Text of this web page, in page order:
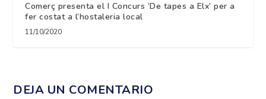
Comerç presenta el I Concurs ‘De tapes a Elx’ per a
fer costat a l’hostaleria local
11/10/2020
DEJA UN COMENTARIO